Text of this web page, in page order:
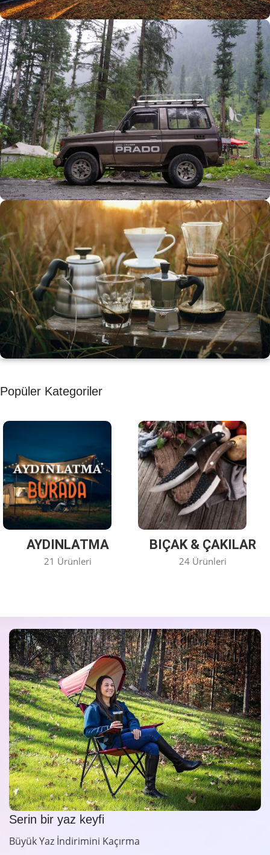
Büyük Yaz İndirimi
0
Günler
00
Hr
00
Min
00
SSK
Alışverişe Başla
ARAÇ AKSESUARLARI
SATIŞ VE MONTAJ
Keşfet
KAHVE KEYFİ
Kahvemizi Denediniz mi ?
Keşfet
Popüler Kategoriler
AYDINLATMA
21 Ürünleri
BIÇAK & ÇAKILAR
24 Ürünleri
Serin bir yaz keyfi
Büyük Yaz İndirimini Kaçırma